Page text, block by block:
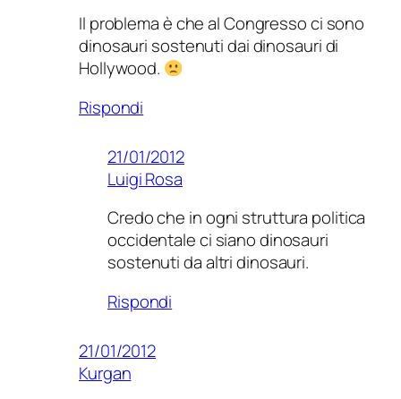
Il problema è che al Congresso ci sono
dinosauri sostenuti dai dinosauri di
Hollywood.
Rispondi
21/01/2012
Luigi Rosa
Credo che in ogni struttura politica
occidentale ci siano dinosauri
sostenuti da altri dinosauri.
Rispondi
21/01/2012
Kurgan